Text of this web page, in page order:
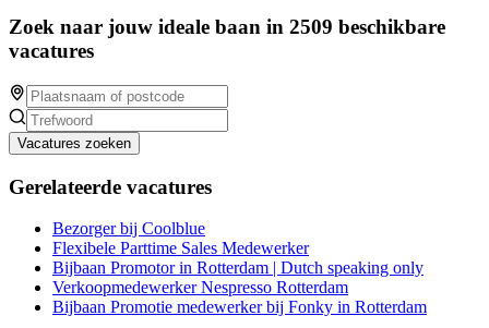
Zoek naar jouw ideale baan in 2509 beschikbare
vacatures
Vacatures zoeken
Gerelateerde vacatures
Bezorger bij Coolblue
Flexibele Parttime Sales Medewerker
Bijbaan Promotor in Rotterdam | Dutch speaking only
Verkoopmedewerker Nespresso Rotterdam
Bijbaan Promotie medewerker bij Fonky in Rotterdam